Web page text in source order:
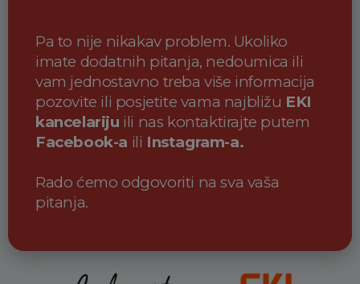
Pa to nije nikakav problem. Ukoliko
imate dodatnih pitanja, nedoumica ili
vam jednostavno treba više informacija
pozovite ili posjetite vama najbližu EKI
kancelariju ili nas kontaktirajte putem
Facebook-a ili Instagram-a.
Rado ćemo odgovoriti na sva vaša
pitanja.